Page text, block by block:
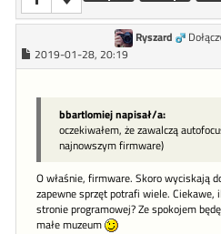
Ryszard
2019-01-28, 20:19
bbartlomiej napisał/a:
oczekiwałem, że zawalczą
najnowszym firmware)
O właśnie, firmware. Skoro wyciskają
zapewne sprzęt potrafi wiele. Ciekawe,
stronie programowej? Ze spokojem
małe muzeum